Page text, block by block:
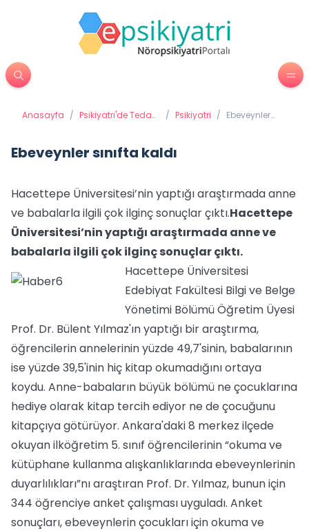
Anasayfa / Psikiyatri'de Tedavi
/ Psikiyatri / Ebeveynler
Ebeveynler sınıfta kaldı
Hacettepe Üniversitesi’nin yaptığı araştırmada anne
ve babalarla ilgili çok ilginç sonuçlar çıktı.Hacettepe
Üniversitesi’nin yaptığı araştırmada anne ve
babalarla ilgili çok ilginç sonuçlar çıktı.
Hacettepe Üniversitesi
Edebiyat Fakültesi Bilgi ve Belge
Yönetimi Bölümü Öğretim Üyesi
Prof. Dr. Bülent Yılmaz'ın yaptığı bir araştırma,
öğrencilerin annelerinin yüzde 49,7'sinin, babalarının
ise yüzde 39,5'inin hiç kitap okumadığını ortaya
koydu. Anne-babaların büyük bölümü ne çocuklarına
hediye olarak kitap tercih ediyor ne de çocuğunu
kitapçıya götürüyor. Ankara'daki 8 merkez ilçede
okuyan ilköğretim 5. sınıf öğrencilerinin “okuma ve
kütüphane kullanma alışkanlıklarında ebeveynlerinin
duyarlılıkları”nı araştıran Prof. Dr. Yılmaz, bunun için
344 öğrenciye anket çalışması uyguladı. Anket
sonuçları, ebeveynlerin çocukları için okuma ve